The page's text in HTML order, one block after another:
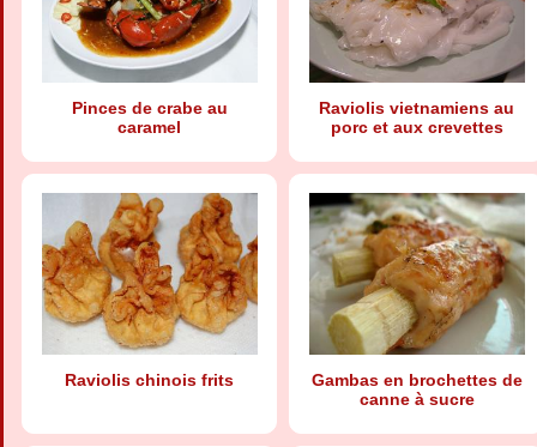
Pinces de crabe au
caramel
Raviolis vietnamiens au
porc et aux crevettes
Raviolis chinois frits
Gambas en brochettes de
canne à sucre